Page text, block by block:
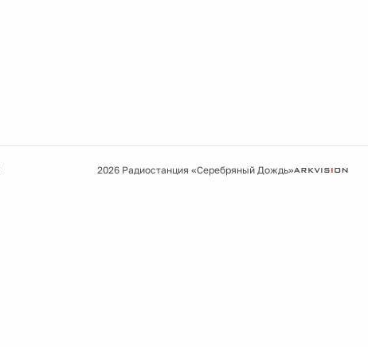
2026 Радиостанция «Серебряный Дождь»